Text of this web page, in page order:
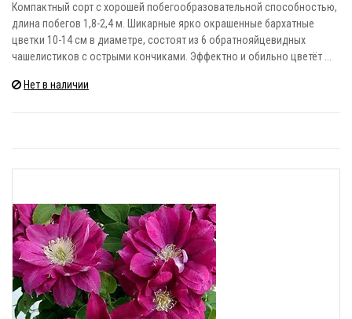
Компактный сорт с хорошей побегообразовательной способностью,
длина побегов 1,8-2,4 м. Шикарные ярко окрашенные бархатные
цветки 10-14 см в диаметре, состоят из 6 обратнояйцевидных
чашелистиков с острыми кончиками. Эффектно и обильно цветёт ...
Нет в наличии